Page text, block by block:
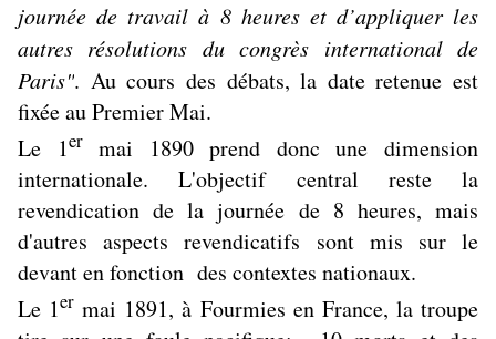
journée de travail à 8 heures et d’appliquer les
autres résolutions du congrès international de
Paris". Au cours des débats, la date retenue est
fixée au Premier Mai.
Le 1ermai 1890 prend donc une dimension
internationale. L'objectif central reste la
revendication de la journée de 8 heures, mais
d'autres aspects revendicatifs sont mis sur le
devant en fonction des contextes nationaux.
Le 1er mai 1891, à Fourmies en France, la troupe